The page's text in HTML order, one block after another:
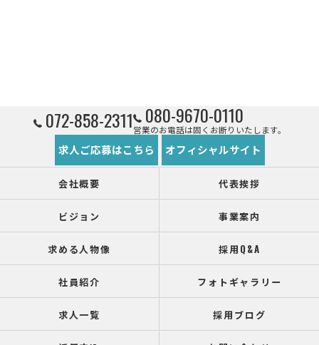
072-858-2311 080-9670-0110
営業のお電話は固くお断りいたします。
求人ご応募はこちら オフィシャルサイト
会社概要 代表挨拶
ビジョン 事業案内
求める人物像 採用Q&A
社員紹介 フォトギャラリー
求人一覧 採用ブログ